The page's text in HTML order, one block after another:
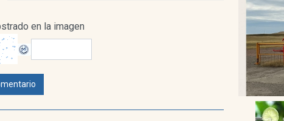
en la imagen